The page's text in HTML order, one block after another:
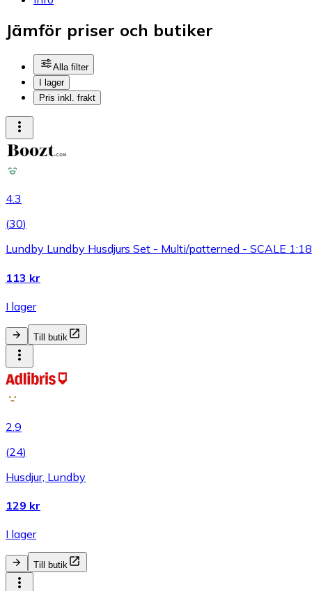
Jämför priser och butiker
Alla filter
I lager
Pris inkl. frakt
4.3
(30)
Lundby Lundby Husdjurs Set - Multi/patterned - SCALE 1:18
113 kr
I lager
Till butik
2.9
(24)
Husdjur, Lundby
129 kr
I lager
Till butik